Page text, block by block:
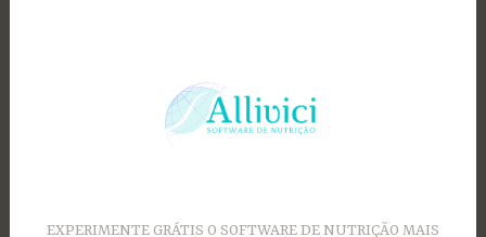
EXPERIMENTE GRÁTIS O SOFTWARE DE NUTRIÇÃO MAIS